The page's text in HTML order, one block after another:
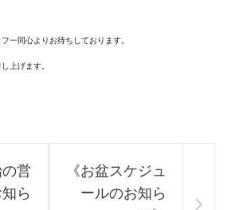
一同心よりお待ちしております。
上げます。
の営
ら
《お盆スケジュ
ールのお知ら